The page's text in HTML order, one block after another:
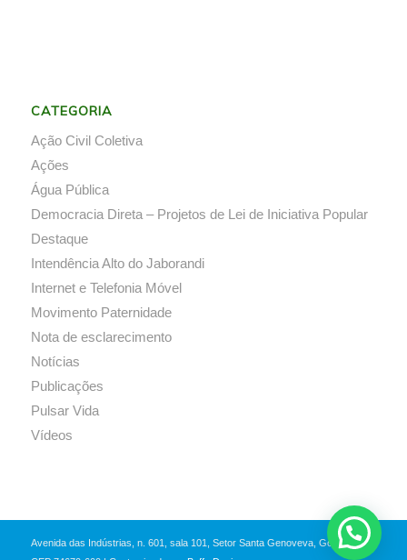
CATEGORIA
Ação Civil Coletiva
Ações
Água Pública
Democracia Direta – Projetos de Lei de Iniciativa Popular
Destaque
Intendência Alto do Jaborandi
Internet e Telefonia Móvel
Movimento Paternidade
Nota de esclarecimento
Notícias
Publicações
Pulsar Vida
Vídeos
Avenida das Indústrias, n. 601, sala 101, Setor Santa Genoveva, Goiânia-GO,